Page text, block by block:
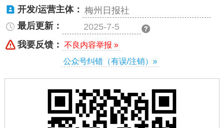
开发/运营主体： 梅州日报社
最后更新：
2025-7-5
我要反馈：
不良内容举报 »
公众号纠错（有误/注销）»